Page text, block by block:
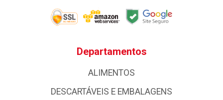
Departamentos
ALIMENTOS
DESCARTÁVEIS E EMBALAGENS